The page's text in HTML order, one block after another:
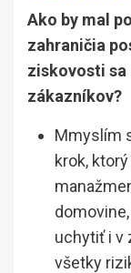
Ako by mal
zahraničia
ziskovosti sa
zákazníkov?
Mmyslím
krok,
uchytiť i v
všetky